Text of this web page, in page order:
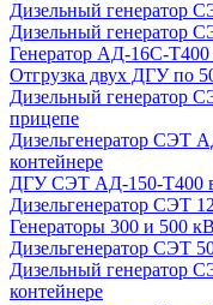
Дизельный генератор
Дизельный генератор
Генератор АД-16С-
Отгрузка двух ДГУ по
Дизельный генератор
прицепе
Дизельгенератор СЭТ
контейнере
ДГУ СЭТ АД-150-Т400 в
Дизельгенератор СЭТ
Генераторы 300 и 500
Дизельгенератор СЭТ
Дизельный генератор
контейнере